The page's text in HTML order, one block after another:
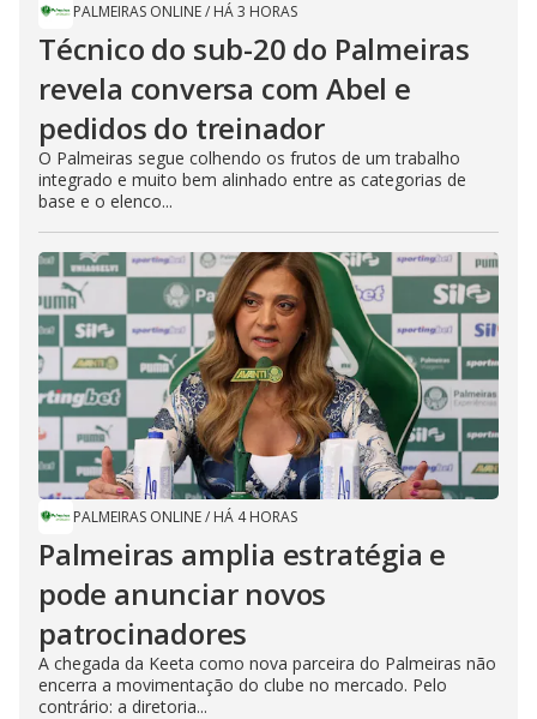
PALMEIRAS ONLINE/ HÁ 3 HORAS
Técnico do sub-20 do Palmeiras
revela conversa com Abel e
pedidos do treinador
O Palmeiras segue colhendo os frutos de um trabalho
integrado e muito bem alinhado entre as categorias de
base e o elenco...
PALMEIRAS ONLINE/ HÁ 4 HORAS
Palmeiras amplia estratégia e
pode anunciar novos
patrocinadores
A chegada da Keeta como nova parceira do Palmeiras não
encerra a movimentação do clube no mercado. Pelo
contrário: a diretoria...